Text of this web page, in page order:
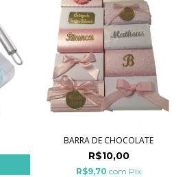
BARRA DE CHOCOLATE
R$10,00
R$9,70 com Pix